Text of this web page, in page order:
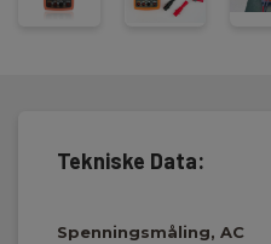
Tekniske Data:
Spenningsmåling, AC